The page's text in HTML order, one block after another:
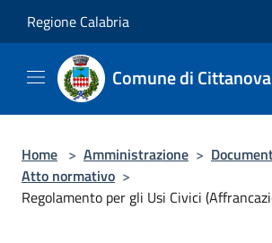
Regione Calabria
Comune di Cittanova
Home > Amministrazione >
Atto normativo >
Regolamento per gli Usi Civici